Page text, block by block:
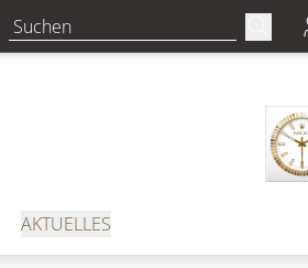
AKTUELLES